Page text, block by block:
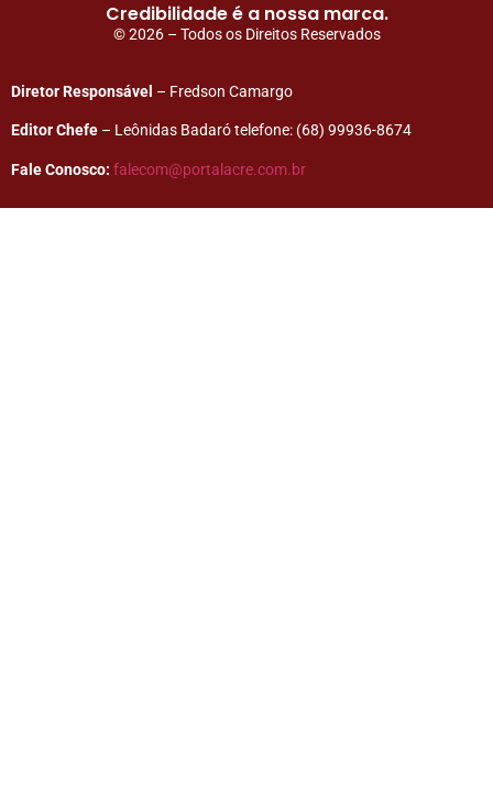
Credibilidade é a nossa marca.
© 2026 – Todos os Direitos Reservados
Diretor Responsável – Fredson Camargo
Editor Chefe – Leônidas Badaró telefone: (68) 99936-8674
Fale Conosco: falecom@portalacre.com.br